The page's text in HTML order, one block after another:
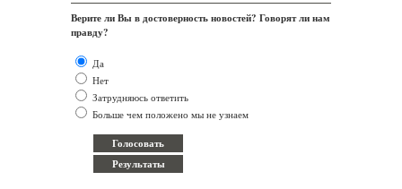
Верите ли Вы в достоверность новостей? Говорят ли нам
правду?
Да
Нет
Затрудняюсь ответить
Больше чем положено мы не узнаем